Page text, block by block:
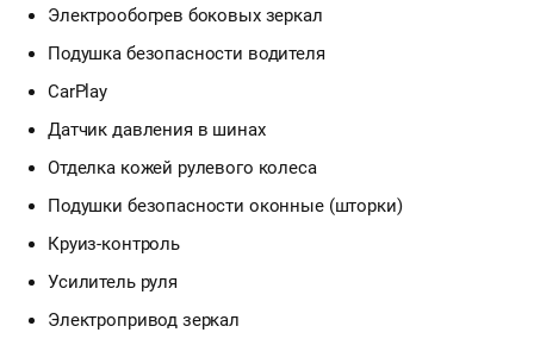
Электрообогрев боковых зеркал
Подушка безопасности водителя
CarPlay
Датчик давления в шинах
Отделка кожей рулевого колеса
Подушки безопасности оконные (шторки)
Круиз-контроль
Усилитель руля
Электропривод зеркал